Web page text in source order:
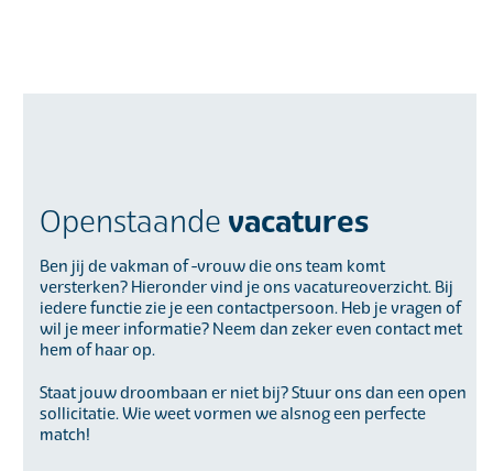
Openstaande vacatures
Ben jij de vakman of -vrouw die ons team komt
versterken? Hieronder vind je ons vacatureoverzicht. Bij
iedere functie zie je een contactpersoon. Heb je vragen of
wil je meer informatie? Neem dan zeker even contact met
hem of haar op.
Staat jouw droombaan er niet bij? Stuur ons dan een open
sollicitatie. Wie weet vormen we alsnog een perfecte
match!